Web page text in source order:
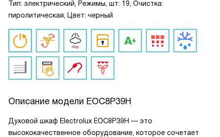
Тип: электрический, Режимы, шт: 19, Очистка:
пиролитическая, Цвет: черный
Описание модели EOC8P39H
Духовой шкаф Electrolux EOC8P39H — это
высококачественное оборудование, которое сочетает